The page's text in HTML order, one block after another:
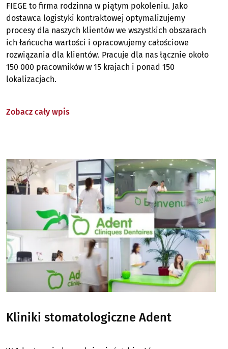
FIEGE to firma rodzinna w piątym pokoleniu. Jako
dostawca logistyki kontraktowej optymalizujemy
procesy dla naszych klientów we wszystkich obszarach
ich łańcucha wartości i opracowujemy całościowe
rozwiązania dla klientów. Pracuje dla nas łącznie około
150 000 pracowników w 15 krajach i ponad 150
lokalizacjach.
Zobacz cały wpis
Image
Kliniki stomatologiczne Adent